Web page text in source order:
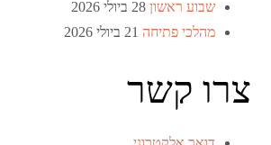
שבוע ראשון 28 ביולי 2026
מהלכי פתיחה 21 ביולי 2026
צרו קשר